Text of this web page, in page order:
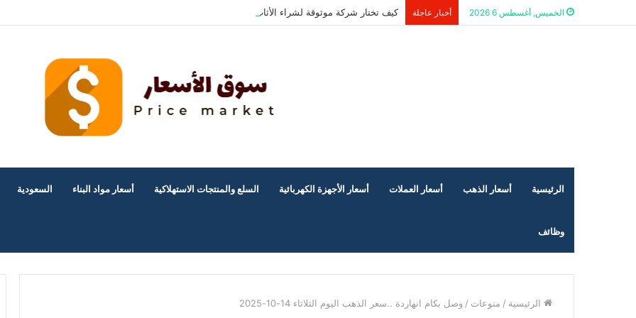
الخميس, أغسطس 6 2026 أخبار عاجلة كيف تختار شركة موثوقة لشراء الأثاث المستعمل بالرياض؟
الرئيسية أسعار الذهب أسعار العملات أسعار الأجهزة الكهربائية السلع والمنتجات الاستهلاكية أسعار مواد البناء السعودية
وظائف
الرئيسية / منوعات / وصل بكام انهاردة ..سعر الذهب اليوم الثلاثاء 14-10-2025